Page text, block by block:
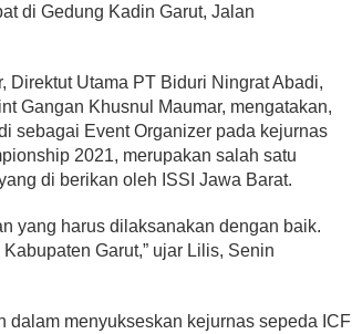
di Gedung Kadin Garut, Jalan
Direktut Utama PT Biduri Ningrat Abadi,
Gangan Khusnul Maumar, mengatakan,
sebagai Event Organizer pada kejurnas
2021, merupakan salah satu
di berikan oleh ISSI Jawa Barat.
yang harus dilaksanakan dengan baik.
Garut,” ujar Lilis, Senin
dalam menyukseskan kejurnas sepeda ICF